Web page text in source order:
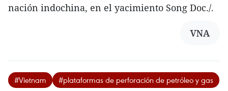
nación indochina, en el yacimiento Song Doc./.
VNA
#Vietnam #plataformas de perforación de petróleo y gas